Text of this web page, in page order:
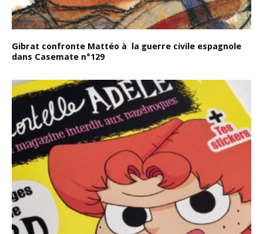
Gibrat confronte Mattéo à la guerre civile espagnole
dans Casemate n°129